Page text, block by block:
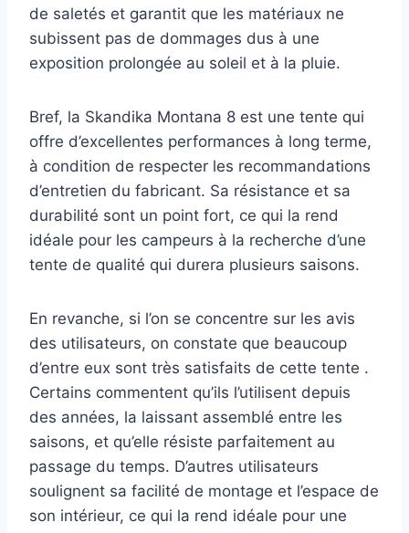
de saletés et garantit que les matériaux ne
subissent pas de dommages dus à une
exposition prolongée au soleil et à la pluie.
Bref, la Skandika Montana 8 est une tente qui
offre d’excellentes performances à long terme,
à condition de respecter les recommandations
d’entretien du fabricant. Sa résistance et sa
durabilité sont un point fort, ce qui la rend
idéale pour les campeurs à la recherche d’une
tente de qualité qui durera plusieurs saisons.
En revanche, si l’on se concentre sur les avis
des utilisateurs, on constate que beaucoup
d’entre eux sont très satisfaits de cette tente .
Certains commentent qu’ils l’utilisent depuis
des années, la laissant assemblé entre les
saisons, et qu’elle résiste parfaitement au
passage du temps. D’autres utilisateurs
soulignent sa facilité de montage et l’espace de
son intérieur, ce qui la rend idéale pour une